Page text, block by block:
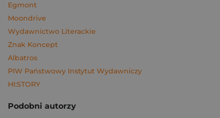
Egmont
Moondrive
Wydawnictwo Literackie
Znak Koncept
Albatros
PIW Państwowy Instytut Wydawniczy
HI:STORY
Podobni autorzy